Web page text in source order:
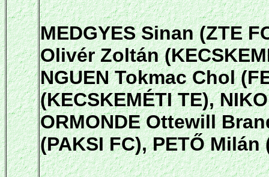
MEDGYES Sinan (ZTE
Olivér Zoltán
NGUEN Tokmac Chol
(KECSKEMÉTI TE),
ORMONDE Ottewill
(PAKSI FC), PETŐ Milán